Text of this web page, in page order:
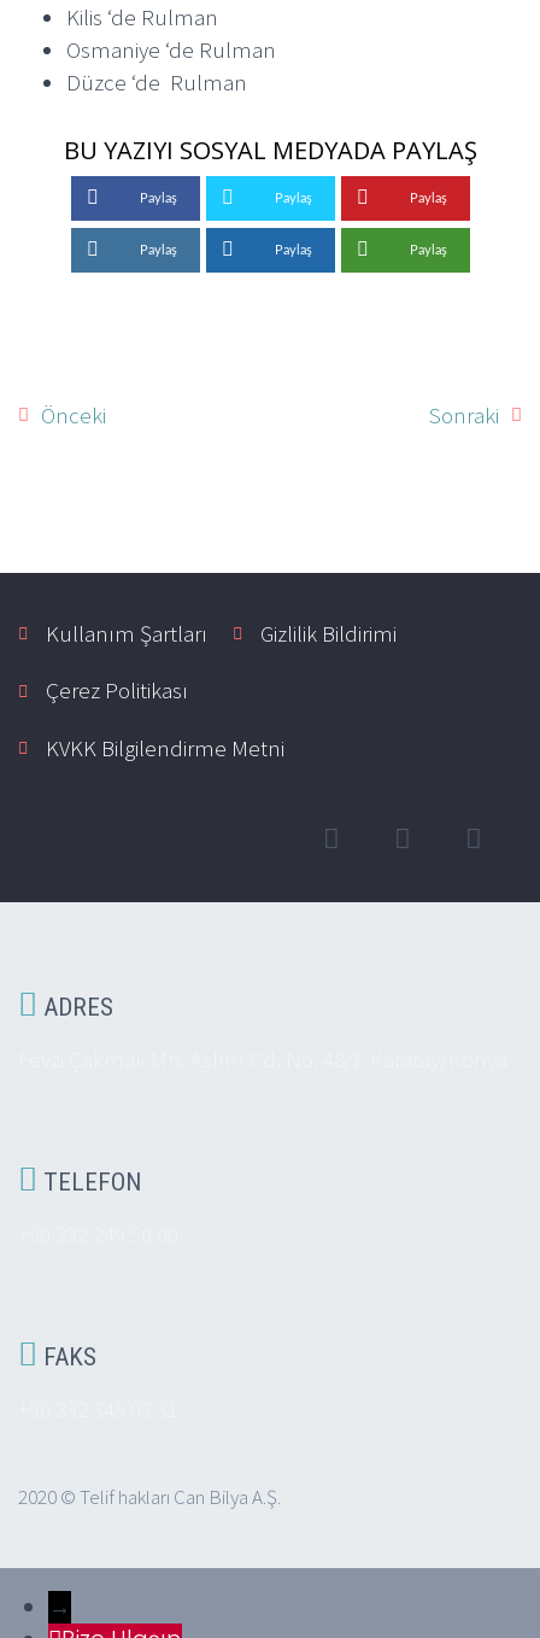
Kilis ‘de Rulman
Osmaniye ‘de Rulman
Düzce ‘de Rulman
BU YAZIYI SOSYAL MEDYADA PAYLAŞ
Paylaş Paylaş Paylaş
Paylaş Paylaş Paylaş
Önceki Sonraki
Kullanım Şartları
Gizlilik Bildirimi
Çerez Politikası
KVKK Bilgilendirme Metni
 ADRES
 TELEFON
 FAKS
2020 © Telif hakları Can Bilya A.Ş.
→